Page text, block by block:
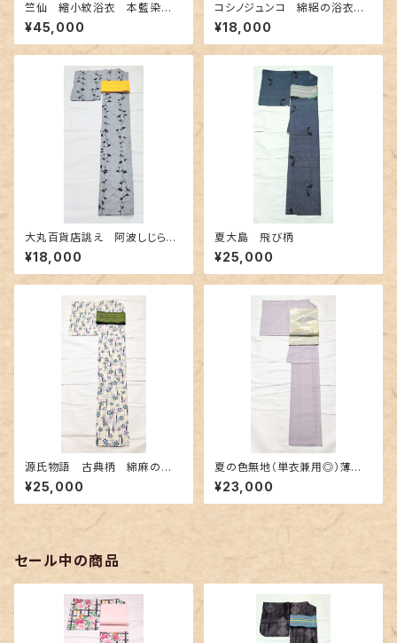
竺仙 縮小紋浴衣 本藍染
め〜長板中形の竹柄〜
¥45,000
コシノジュンコ 綿絽の浴衣
シックな紫色
¥18,000
大丸百貨店誂え 阿波しじら
織 アザミ柄の注染
¥18,000
夏大島 飛び柄
¥25,000
源氏物語 古典柄 綿麻の浴
衣 紅型調
¥25,000
夏の色無地（単衣兼用◎）薄紫
色
¥23,000
セール中の商品